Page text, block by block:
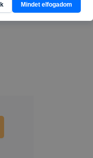
Mindet elfogadom